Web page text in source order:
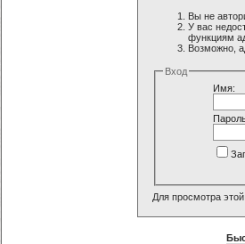
Вы не
У вас
функциям
Возможно,
Вход
Имя:
Для просмотра